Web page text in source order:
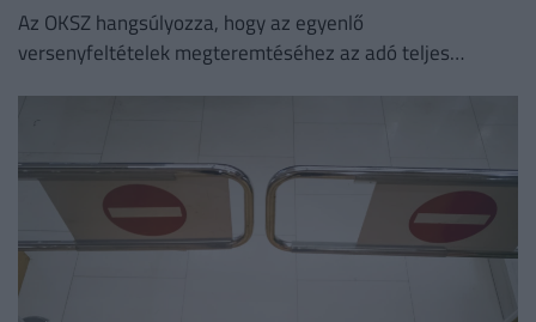
Az OKSZ hangsúlyozza, hogy az egyenlő
versenyfeltételek megteremtéséhez az adó teljes